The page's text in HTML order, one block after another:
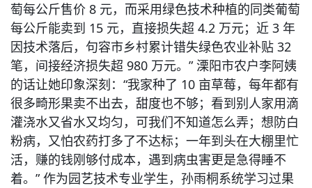
萄每公斤售价 8 元，而采用绿色技术种植的同类葡萄
每公斤能卖到 15 元，直接损失超 4.2 万元；近 3 年
因技术落后，句容市乡村累计错失绿色农业补贴 32
笔，间接经济损失超 980 万元。” 溧阳市农户李阿姨
的话让她印象深刻：“我家种了 10 亩草莓，每年都有
很多畸形果卖不出去，甜度也不够；看到别人家用滴
灌浇水又省水又均匀，可我们不知道怎么弄；想防白
粉病，又怕农药打多了不达标；一年到头在大棚里忙
活，赚的钱刚够付成本，遇到病虫害更是急得睡不
着。” 作为园艺技术专业学生，孙雨桐系统学习过果